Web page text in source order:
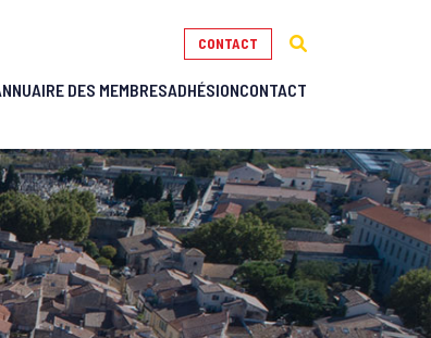
CONTACT
DES MEMBRESADHÉSIONCONTACT